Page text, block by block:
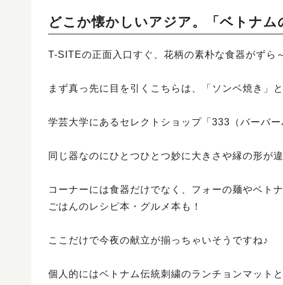
どこか懐かしいアジア。「ベトナム
T-SITEの正面入口すぐ、花柄の素朴な食器がずら
まず真っ先に目を引くこちらは、「ソンベ焼き」
学芸大学にあるセレクトショップ「333（バーバ
同じ器なのにひとつひとつ妙に大きさや縁の形が
コーナーには食器だけでなく、フォーの麺やベト
ごはんのレシピ本・グルメ本も！
ここだけで今夜の献立が揃っちゃいそうですね♪
個人的にはベトナム伝統刺繍のランチョンマット